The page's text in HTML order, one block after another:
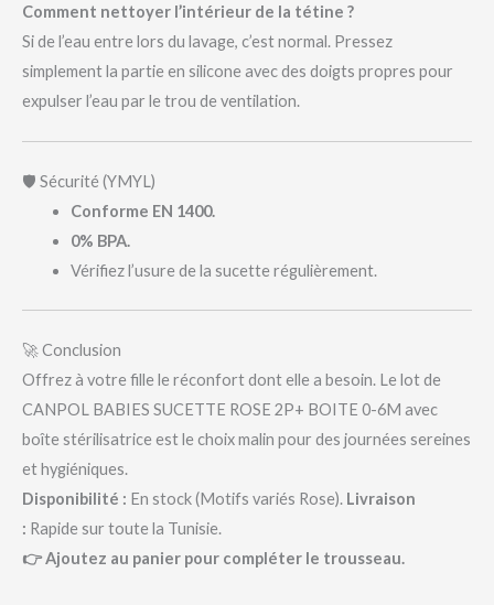
Comment nettoyer l’intérieur de la tétine ?
Si de l’eau entre lors du lavage, c’est normal. Pressez
simplement la partie en silicone avec des doigts propres pour
expulser l’eau par le trou de ventilation.
🛡️ Sécurité (YMYL)
Conforme EN 1400.
0% BPA.
Vérifiez l’usure de la sucette régulièrement.
🚀 Conclusion
Offrez à votre fille le réconfort dont elle a besoin. Le lot de
CANPOL BABIES SUCETTE ROSE 2P+ BOITE 0-6M avec
boîte stérilisatrice est le choix malin pour des journées sereines
et hygiéniques.
Disponibilité : En stock (Motifs variés Rose). Livraison
: Rapide sur toute la Tunisie.
👉 Ajoutez au panier pour compléter le trousseau.